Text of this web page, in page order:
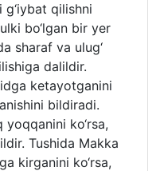
g‘iybat qilishni
bo‘lgan bir yer
sharaf va ulug‘
dalildir.
ketayotganini
bildiradi.
ko‘rsa,
Tushida Makka
kirganini ko‘rsa,